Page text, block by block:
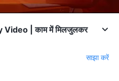
| काम में मिलजुलकर
साझा करें